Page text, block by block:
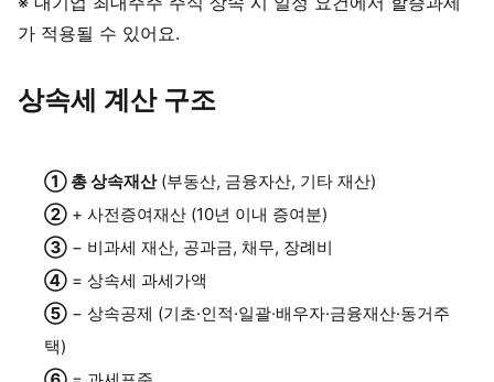
가 적용될 수 있어요.
상속세 계산 구조
① 총 상속재산(부동산, 금융자산, 기타 재산)
② + 사전증여재산 (10년 이내 증여분)
③ − 비과세 재산, 공과금, 채무, 장례비
④ = 상속세 과세가액
⑤ − 상속공제 (기초·인적·일괄·배우자·금융재산·동거주
택)